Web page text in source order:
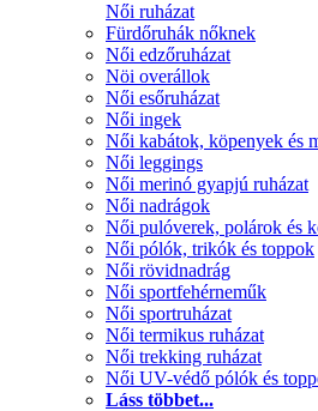
Női ruházat
Fürdőruhák nőknek
Női edzőruházat
Nöi overállok
Női esőruházat
Női ingek
Női kabátok, köpenyek és
Női leggings
Női merinó gyapjú ruházat
Női nadrágok
Női pulóverek, polárok és
Női pólók, trikók és toppok
Női rövidnadrág
Női sportfehérneműk
Női sportruházat
Női termikus ruházat
Női trekking ruházat
Női UV-védő pólók és
Láss többet...